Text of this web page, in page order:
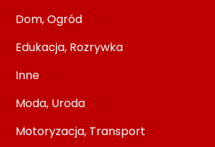
Dom, Ogród
Edukacja, Rozrywka
Inne
Moda, Uroda
Motoryzacja, Transport